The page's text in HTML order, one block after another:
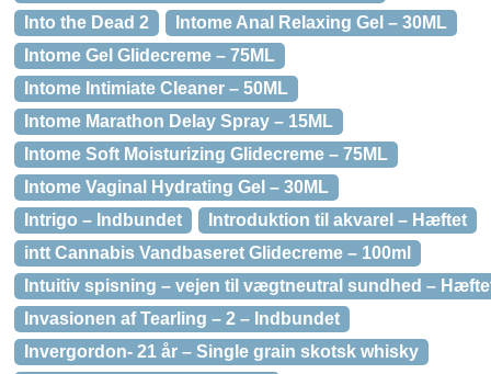
Into the Dead 2
Intome Anal Relaxing Gel – 30ML
Intome Gel Glidecreme – 75ML
Intome Intimiate Cleaner – 50ML
Intome Marathon Delay Spray – 15ML
Intome Soft Moisturizing Glidecreme – 75ML
Intome Vaginal Hydrating Gel – 30ML
Intrigo – Indbundet
Introduktion til akvarel – Hæftet
intt Cannabis Vandbaseret Glidecreme – 100ml
Intuitiv spisning – vejen til vægtneutral sundhed –
Invasionen af Tearling – 2 – Indbundet
Invergordon- 21 år – Single grain skotsk whisky